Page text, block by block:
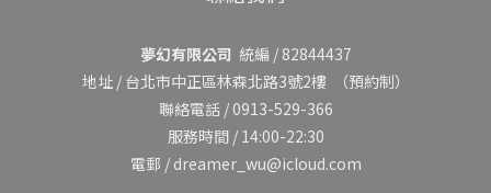
夢幻有限公司 統編 / 82844437
地址 / 台北市中正區林森北路3號2樓（預約制）
聯絡電話 / 0913-529-366
服務時間 / 14:00-22:30
電郵 / dreamer_wu@icloud.com